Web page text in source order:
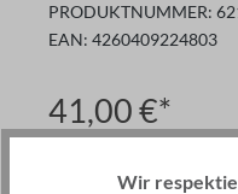
PRODUKTNUMMER:
EAN: 4260409224803
41,00 €*
Auf Lager
Wir